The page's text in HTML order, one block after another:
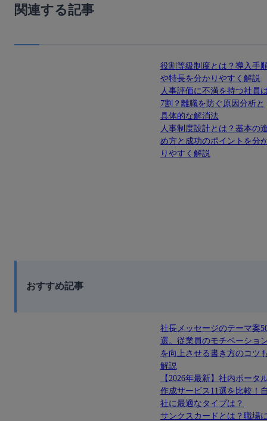
関連する記事
役割等級制度とは？導入手
や特長を分かりやすく解説
人事評価に不満を持つ社員
7割？離職を防ぐ原因分析と
具体的な解消法
人事制度設計とは？基本の
め方と成功のポイントを分
りやすく解説
おすすめ記事
社長メッセージのテーマ案
選。従業員のモチベーショ
を向上させる書き方のコツ
解説
【2026年最新】社内ポータ
作成サービス11選を比較！
社に最適なタイプは？
サンクスカードとは？職場